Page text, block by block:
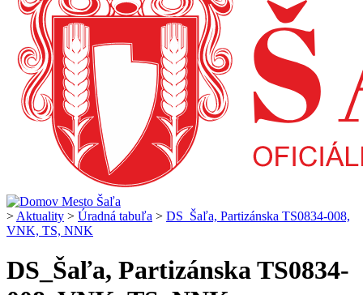
> Aktuality > Úradná tabuľa > DS_Šaľa, Partizánska TS0834-008,
VNK, TS, NNK
DS_Šaľa, Partizánska TS0834-